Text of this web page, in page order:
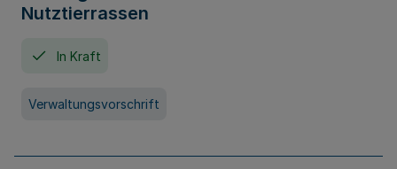
Nutztierrassen
In Kraft
Verwaltungsvorschrift